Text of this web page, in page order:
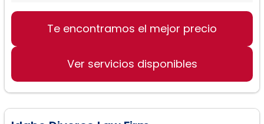
Derecho de Divorcio
Cuestiones de Custodia
Te encontramos el mejor precio
Ver servicios disponibles